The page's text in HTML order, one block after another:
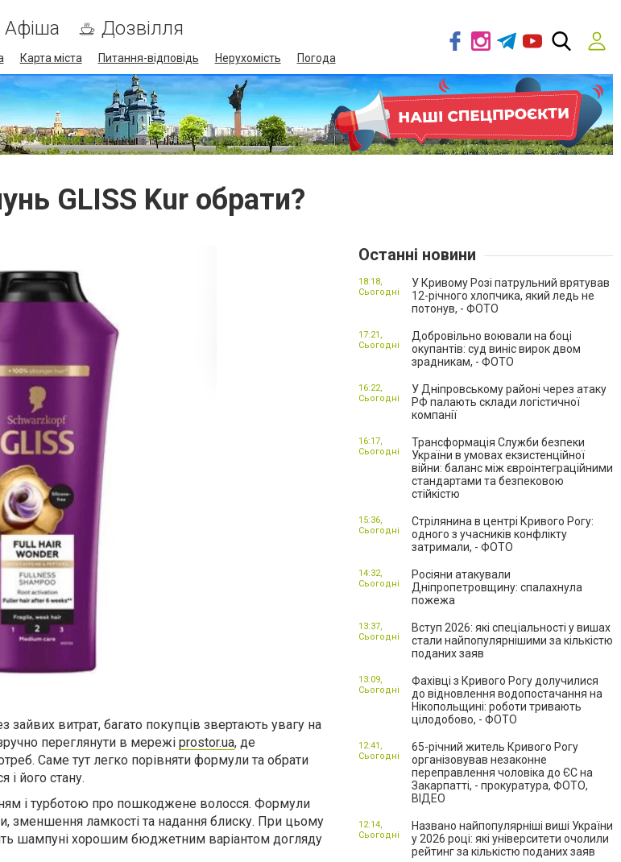
Афіша Дозвілля
Карта міста Питання-відповідь Нерухомість Погода
GLISS Kur обрати?
витрат, багато покупців звертають увагу на
переглянути в мережі prostor.ua, де
Саме тут легко порівняти формули та обрати
і його стану.
і турботою про пошкоджене волосся. Формули
зменшення ламкості та надання блиску. При цьому
шампуні хорошим бюджетним варіантом догляду
Останні новини
У Кривому Розі патрульний врятував
12-річного хлопчика, який ледь не
потонув, - ФОТО
18:18,
Сьогодні
Добровільно воювали на боці
окупантів: суд виніс вирок двом
зрадникам, - ФОТО
17:21,
Сьогодні
У Дніпровському районі через атаку
РФ палають склади логістичної
компанії
16:22,
Сьогодні
Трансформація Служби безпеки
України в умовах екзистенційної
війни: баланс між євроінтеграційними
стандартами та безпековою
стійкістю
16:17,
Сьогодні
Стрілянина в центрі Кривого Рогу:
одного з учасників конфлікту
затримали, - ФОТО
15:36,
Сьогодні
Росіяни атакували
Дніпропетровщину: спалахнула
пожежа
14:32,
Сьогодні
Вступ 2026: які спеціальності у вишах
стали найпопулярнішими за кількістю
поданих заяв
13:37,
Сьогодні
Фахівці з Кривого Рогу долучилися
до відновлення водопостачання на
Нікопольщині: роботи тривають
цілодобово, - ФОТО
13:09,
Сьогодні
65-річний житель Кривого Рогу
організовував незаконне
переправлення чоловіка до ЄС на
Закарпатті, - прокуратура, ФОТО,
ВІДЕО
12:41,
Сьогодні
Названо найпопулярніші виші України
у 2026 році: які університети очолили
рейтинг за кількістю поданих заяв
12:14,
Сьогодні